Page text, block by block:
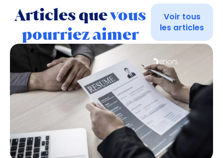
Articles quevous
pourriez aimer
Voir tous
les articles